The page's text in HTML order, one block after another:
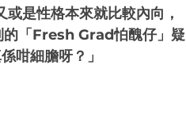
是性格本來就比較內向，
的「Fresh Grad怕醜仔」疑
咁細膽呀？」